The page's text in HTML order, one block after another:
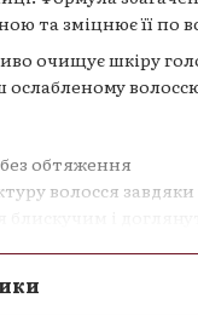
та зміцнює її по
очищує шкіру
ослабленому
обтяження
волосся
в Італії